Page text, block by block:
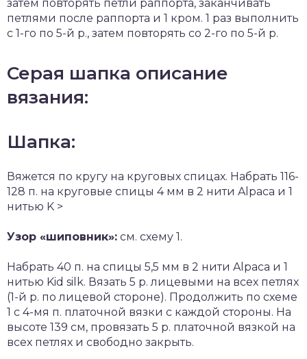
затем повторять петли раппорта, заканчивать
петлями после раппорта и 1 кром. 1 раз выполнить
с 1-го по 5-й р., затем повторять со 2-го по 5-й р.
Серая шапка описание
вязания:
Шапка:
Вяжется по кругу на круговых спицах. Набрать 116-
128 п. на круговые спицы 4 мм в 2 нити Alpaca и 1
нитью K >
Узор «шиповник»: см. схему 1.
Набрать 40 п. на спицы 5,5 мм в 2 нити Alpaca и 1
нитью Kid silk. Вязать 5 р. лицевыми на всех петлях
(1-й р. по лицевой стороне). Продолжить по схеме
1 с 4-мя п. платочной вязки с каждой стороны. На
высоте 139 см, провязать 5 р. платочной вязкой на
всех петлях и свободно закрыть.